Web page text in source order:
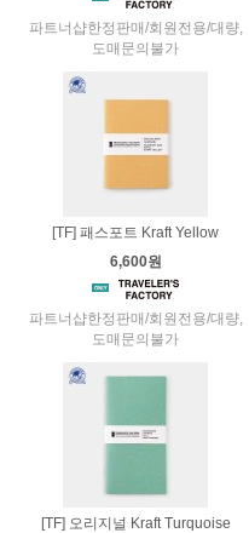
파트너샵한정판매/회원전용/대량,
도매문의불가
[TF] 패스포트 Kraft Yellow
6,600원
파트너샵한정판매/회원전용/대량,
도매문의불가
[TF] 오리지널 Kraft Turquoise